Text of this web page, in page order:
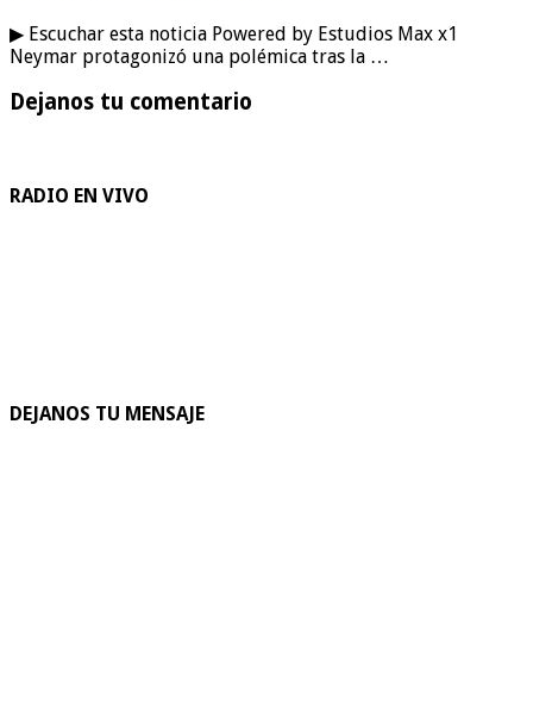
▶ Escuchar esta noticia Powered by Estudios Max x1
Neymar protagonizó una polémica tras la …
Dejanos tu comentario
RADIO EN VIVO
DEJANOS TU MENSAJE